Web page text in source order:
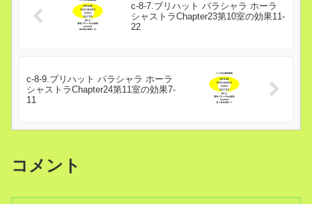
c-8-7.ブリハット パラシャラ ホーラ
シャストラChapter23第10室の効果11-
22
c-8-9.ブリハット パラシャラ ホーラ
シャストラChapter24第11室の効果7-
11
コメント